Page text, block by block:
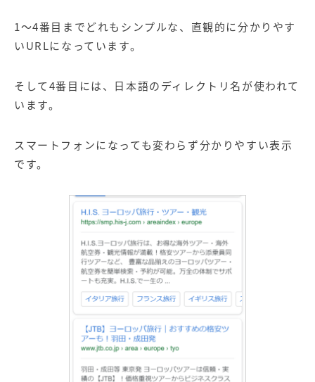
1～4番目までどれもシンプルな、直観的に分かりやす
いURLになっています。
そして4番目には、日本語のディレクトリ名が使われて
います。
スマートフォンになっても変わらず分かりやすい表示
です。